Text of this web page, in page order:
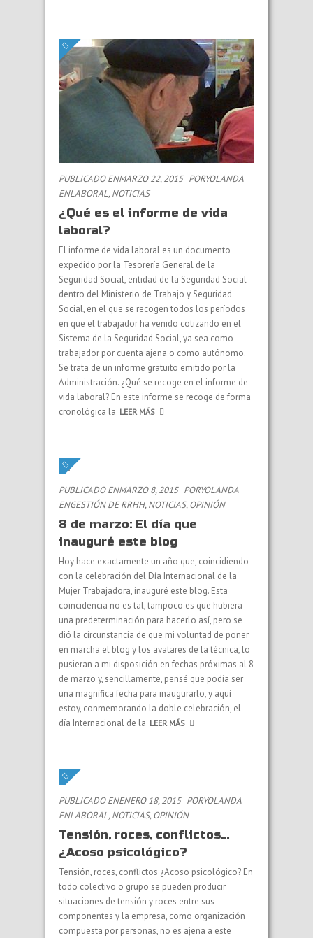
PUBLICADO ENMARZO 22, 2015 PORYOLANDA
ENLABORAL,NOTICIAS
¿Qué es el informe de vida
laboral?
El informe de vida laboral es un documento
expedido por la Tesorería General de la
Seguridad Social, entidad de la Seguridad Social
dentro del Ministerio de Trabajo y Seguridad
Social, en el que se recogen todos los períodos
en que el trabajador ha venido cotizando en el
Sistema de la Seguridad Social, ya sea como
trabajador por cuenta ajena o como autónomo.
Se trata de un informe gratuito emitido por la
Administración. ¿Qué se recoge en el informe de
vida laboral? En este informe se recoge de forma
cronológica la LEER MÁS
PUBLICADO ENMARZO 8, 2015 PORYOLANDA
ENGESTIÓN DE RRHH,NOTICIAS,OPINIÓN
8 de marzo: El día que
inauguré este blog
Hoy hace exactamente un año que, coincidiendo
con la celebración del Día Internacional de la
Mujer Trabajadora, inauguré este blog. Esta
coincidencia no es tal, tampoco es que hubiera
una predeterminación para hacerlo así, pero se
dió la circunstancia de que mi voluntad de poner
en marcha el blog y los avatares de la técnica, lo
pusieran a mi disposición en fechas próximas al 8
de marzo y, sencillamente, pensé que podía ser
una magnífica fecha para inaugurarlo, y aquí
estoy, conmemorando la doble celebración, el
día Internacional de la LEER MÁS
PUBLICADO ENENERO 18, 2015 PORYOLANDA
ENLABORAL,NOTICIAS,OPINIÓN
Tensión, roces, conflictos…
¿Acoso psicológico?
Tensión, roces, conflictos ¿Acoso psicológico? En
todo colectivo o grupo se pueden producir
situaciones de tensión y roces entre sus
componentes y la empresa, como organización
compuesta por personas, no es ajena a este